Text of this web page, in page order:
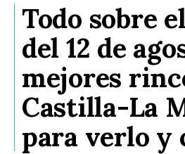
Todo sobre
del 12 de
mejores
Castilla-La
para verlo y